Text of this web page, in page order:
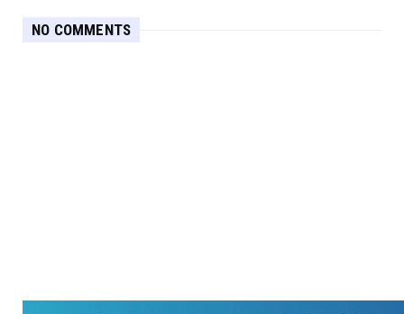
NO COMMENTS